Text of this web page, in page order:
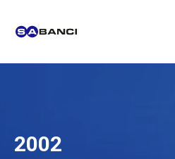
2002